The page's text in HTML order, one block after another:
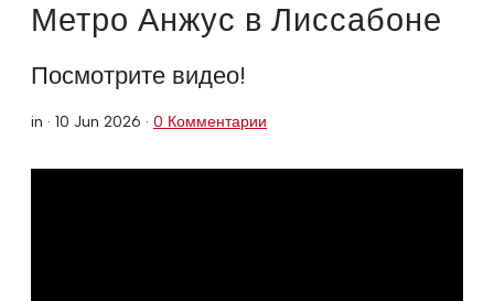
Метро Анжус в Лиссабоне
Посмотрите видео!
in · 10 Jun 2026 · 0 Комментарии